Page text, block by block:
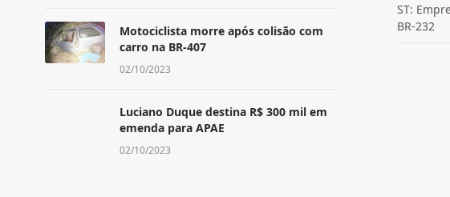
Motociclista morre após colisão com
carro na BR-407
02/10/2023
Luciano Duque destina R$ 300 mil em
emenda para APAE
02/10/2023
ST:
BR-232